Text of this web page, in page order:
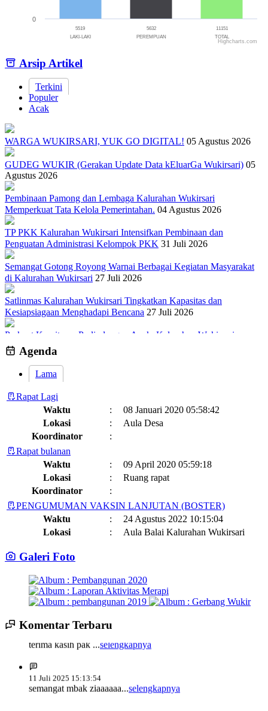
5519
LAKI-LAKI
5632
PEREMPUAN
11151
TOTAL
0
Highcharts.com
Arsip Artikel
Terkini
Populer
Acak
WARGA WUKIRSARI, YUK GO DIGITAL! 05 Agustus 2026
GUDEG WUKIR (Gerakan Update Data kEluarGa Wukirsari) 05
Agustus 2026
Pembinaan Pamong dan Lembaga Kalurahan Wukirsari
Memperkuat Tata Kelola Pemerintahan. 04 Agustus 2026
TP PKK Kalurahan Wukirsari Intensifkan Pembinaan dan
Penguatan Administrasi Kelompok PKK 31 Juli 2026
Semangat Gotong Royong Warnai Berbagai Kegiatan Masyarakat
di Kalurahan Wukirsari 27 Juli 2026
Satlinmas Kalurahan Wukirsari Tingkatkan Kapasitas dan
Kesiapsiagaan Menghadapi Bencana 27 Juli 2026
Perkuat Komitmen Perlindungan Anak, Kalurahan Wukirsari
Menggelar Sosialisasi dan Outbond Desa Ramah Anak
Sumber Hayati dan Non Hayati 10 November 2021
Kronologi Erupsi Merapi tanggal 5 November 2010
Kegiatan Positif Di Bulan Puasa, Karang Taruna Wukirsari Berbagi
Takjil Kepada Para Pengendara
Agenda
Lama
Rapat Lagi
Waktu
:
08 Januari 2020 05:58:42
Lokasi
:
Aula Desa
Koordinator
:
Rapat bulanan
Waktu
:
09 April 2020 05:59:18
Lokasi
:
Ruang rapat
Koordinator
:
PENGUMUMAN VAKSIN LANJUTAN (BOSTER)
Waktu
:
24 Agustus 2022 10:15:04
Lokasi
:
Aula Balai Kalurahan Wukirsari
Jadwal dan Agenda Sisir Adminduk Kalurahan Wukirsari
Waktu
:
03 Februari 2023 08:44:13
Lokasi
:
Sisir Adminduk Kalurahan Wukirsari, Kapanewon Cangkringan
Waktu
:
02 Mei 2024 10:24:40
Koordinator
Pekan Olahraga Kalurahan Wukirsari Tahun 2024 Segera
Galeri Foto
Komentar Terbaru
14 Juli 2025 14:17:22
terima kasih pak ...selengkapnya
11 Juli 2025 15:13:54
semangat mbak ziaaaaaa...